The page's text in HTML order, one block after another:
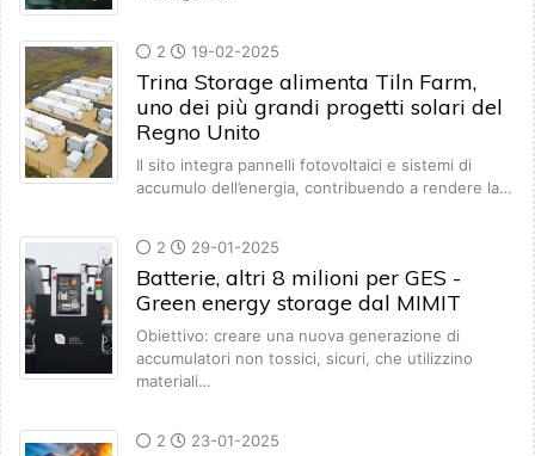
2 19-02-2025
Trina Storage alimenta Tiln Farm,
uno dei più grandi progetti solari del
Regno Unito
Il sito integra pannelli fotovoltaici e sistemi di
accumulo dell’energia, contribuendo a rendere la…
2 29-01-2025
Batterie, altri 8 milioni per GES -
Green energy storage dal MIMIT
Obiettivo: creare una nuova generazione di
accumulatori non tossici, sicuri, che utilizzino
materiali…
2 23-01-2025